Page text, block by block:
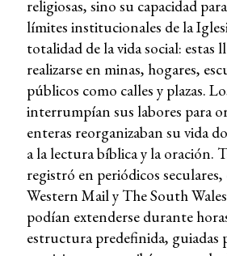
religiosas, sino su capacidad
límites institucionales de la
totalidad de la vida social: estas
realizarse en minas, hogares,
públicos como calles y plazas.
interrumpían sus labores para
enteras reorganizaban su vida
a la lectura bíblica y la oración.
registró en periódicos
Western Mail y The South
podían extenderse durante
estructura predefinida, guiadas